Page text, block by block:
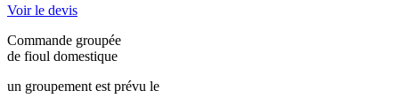
Voir le devis
Commande groupée
de fioul domestique
un groupement est prévu le